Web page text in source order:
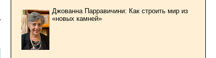
Джованна Парравичини: Как строить мир из
«новых камней»